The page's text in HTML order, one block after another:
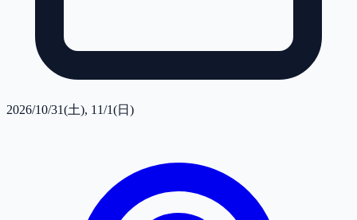
2026/10/31(土), 11/1(日)